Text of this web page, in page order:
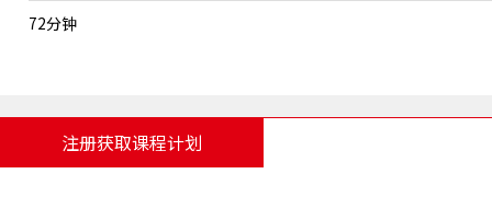
72分钟
注册获取课程计划